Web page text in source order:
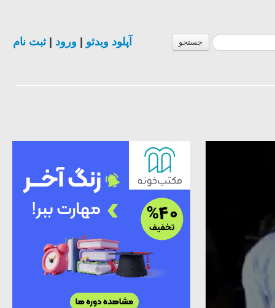
جستجو آپلود ویدئو ورود |ثبت نام